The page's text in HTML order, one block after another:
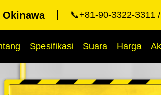
📞+81-90-3322-3311
Spesifikasi Suara Harga